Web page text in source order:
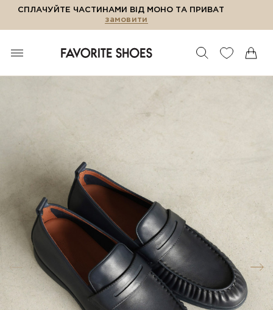
СПЛАЧУЙТЕ ЧАСТИНАМИ ВІД МОНО ТА ПРИВАТ
замовити